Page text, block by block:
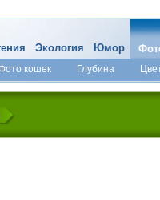
Экология Юмор
кошек Глубина